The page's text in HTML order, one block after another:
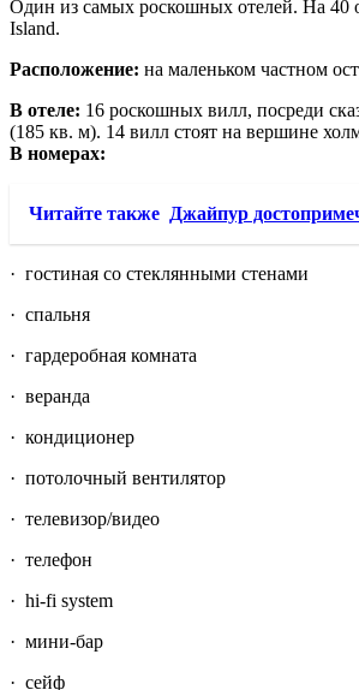
Один из самых роскошных отелей. На 40
Island.
Расположение: на маленьком частном
В отеле: 16 роскошных вилл, посреди
(185 кв. м). 14 вилл стоят на вершине
В номерах:
Читайте также Джайпур
· гостиная со стеклянными стенами
· спальня
· гардеробная комната
· веранда
· кондиционер
· потолочный вентилятор
· телевизор/видео
· телефон
· hi-fi system
· мини-бар
· сейф